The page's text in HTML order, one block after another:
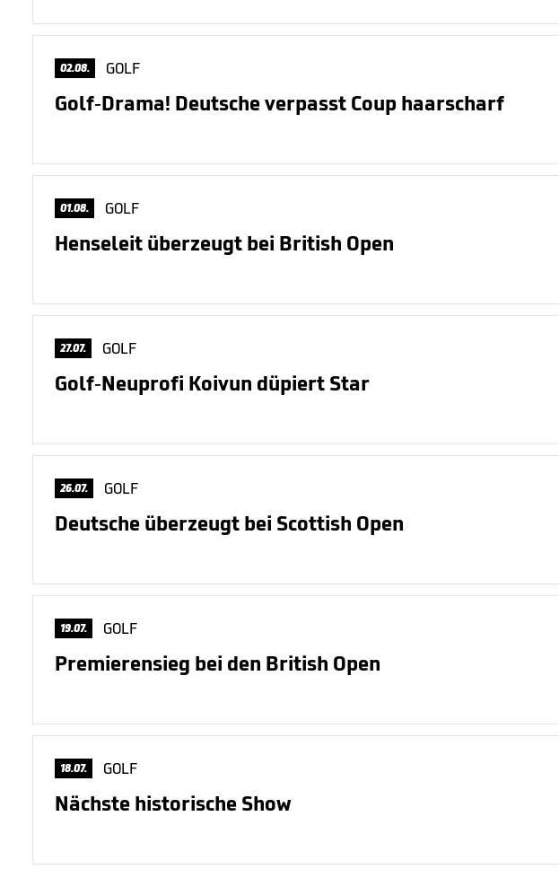
02.08. GOLF
Golf-Drama! Deutsche verpasst Coup haarscharf
01.08. GOLF
Henseleit überzeugt bei British Open
27.07. GOLF
Golf-Neuprofi Koivun düpiert Star
26.07. GOLF
Deutsche überzeugt bei Scottish Open
19.07. GOLF
Premierensieg bei den British Open
18.07. GOLF
Nächste historische Show